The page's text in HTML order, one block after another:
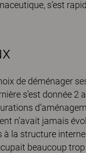
s’est
de déménager
s’est donnée 2
n’avait jamais
à la structure
beaucoup